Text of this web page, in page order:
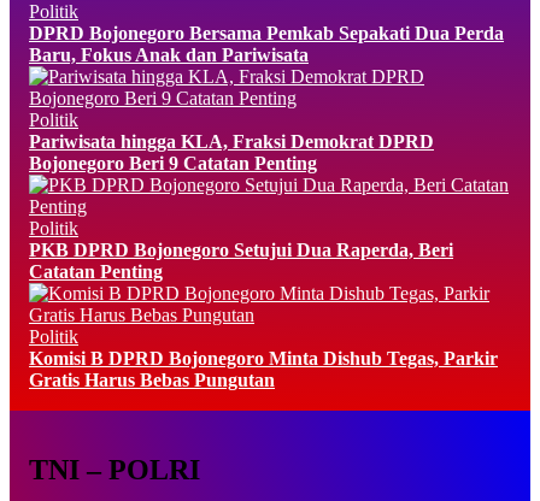
Politik
DPRD Bojonegoro Bersama Pemkab Sepakati Dua Perda
Baru, Fokus Anak dan Pariwisata
Politik
Pariwisata hingga KLA, Fraksi Demokrat DPRD
Bojonegoro Beri 9 Catatan Penting
Politik
PKB DPRD Bojonegoro Setujui Dua Raperda, Beri
Catatan Penting
Politik
Komisi B DPRD Bojonegoro Minta Dishub Tegas, Parkir
Gratis Harus Bebas Pungutan
TNI – POLRI